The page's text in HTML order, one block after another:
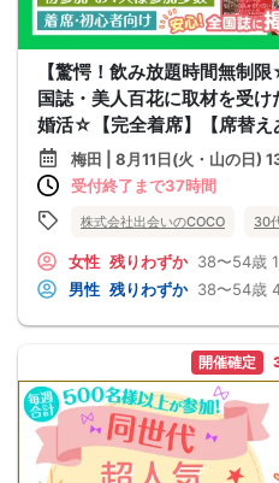
【驚愕！飲み放題時間無制
国誌・美人百花に取材を受
婚活☆【完全着席】【席替え
梅田 | 8月11日(火・山の日)
受付終了まで37時間
株式会社出会いのCOCO 30
女性 残りわずか 38〜54歳
男性 残りわずか 38〜54歳
開催確定